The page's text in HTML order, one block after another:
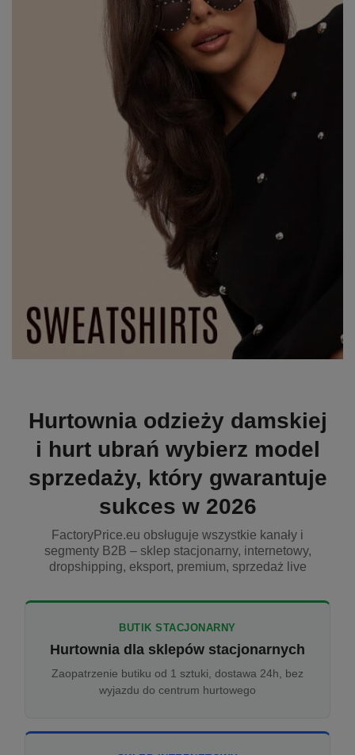
Hurtownia odzieży damskiej
i hurt ubrań wybierz model
sprzedaży, który gwarantuje
sukces w 2026
FactoryPrice.eu obsługuje wszystkie kanały i
segmenty B2B – sklep stacjonarny, internetowy,
dropshipping, eksport, premium, sprzedaż live
BUTIK STACJONARNY
Hurtownia dla sklepów stacjonarnych
Zaopatrzenie butiku od 1 sztuki, dostawa 24h, bez
wyjazdu do centrum hurtowego